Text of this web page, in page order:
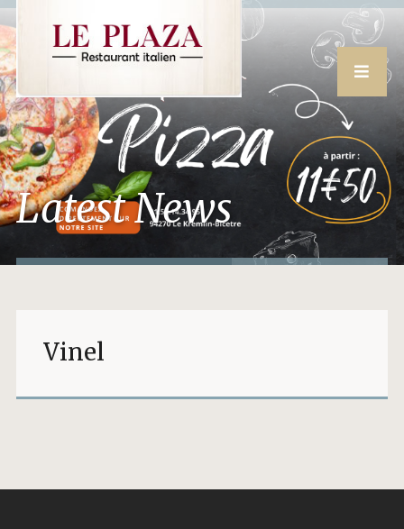
Latest News
Vinel